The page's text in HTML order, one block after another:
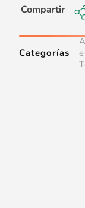
Compartir
Categorías